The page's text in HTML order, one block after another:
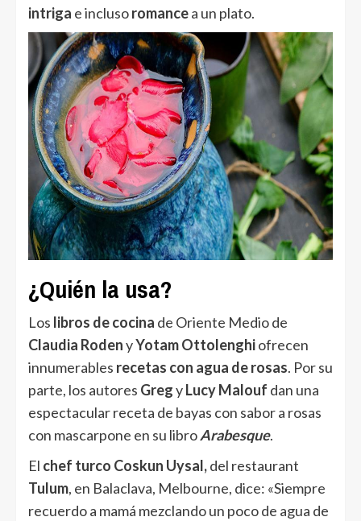
intriga e inclusoromancea un plato.
¿Quién la usa?
Los libros de cocina de Oriente Medio de
Claudia RodenyYotam Ottolenghiofrecen
innumerables recetas con agua de rosas. Por su
parte, los autores GregyLucy Malouf dan una
espectacular receta de bayas con sabor a rosas
con mascarpone en su libroArabesque.
El chef turco Coskun Uysal,del restaurant
Tulum, en Balaclava, Melbourne, dice: «Siempre
recuerdo a mamá mezclando un poco de agua de